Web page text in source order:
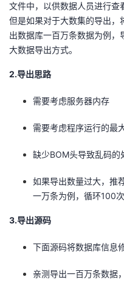
发
者
我
子
直
的
我
文件中，以供数据人员进行查
但是如果对于大数集的导出，
出数据库一百万条数据为例
大数据导出方式。
2.导出思路
需要考虑服务器内存
需要考虑程序运行的最
缺少BOM头导致乱码的
如果导出数量过大，推
一万条为例，循环100
3.导出源码
下面源码将数据库信息
亲测导出一百万条数据